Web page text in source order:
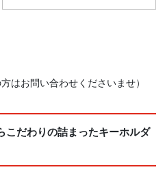
はお問い合わせくださいませ）
だわりの詰まったキーホルダ